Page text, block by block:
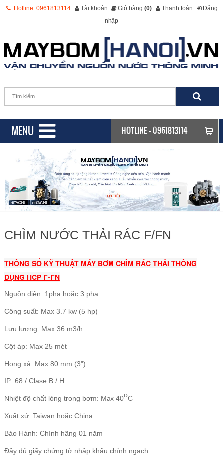
Hotline: 0961813114 Tài khoản Giỏ hàng (0) Thanh toán Đăng
nhập
MENU HOTLINE -0961813114
CHÌM NƯỚC THẢI RÁC F/FN
THÔNG SỐ KỸ THUẬT MÁY BƠM CHÌM RÁC THẢI THÔNG
DỤNG HCP F-FN
Nguồn điện: 1pha hoặc 3 pha
Công suất: Max 3.7 kw (5 hp)
Lưu lượng: Max 36 m3/h
Cột áp: Max 25 mét
Họng xả: Max 80 mm (3")
IP: 68 / Clase B / H
Nhiệt độ chất lỏng trong bơm: Max 40oC
Xuất xứ: Taiwan hoặc China
Bảo Hành: Chính hãng 01 năm
Đầy đủ giấy chứng tờ nhập khẩu chính ngạch